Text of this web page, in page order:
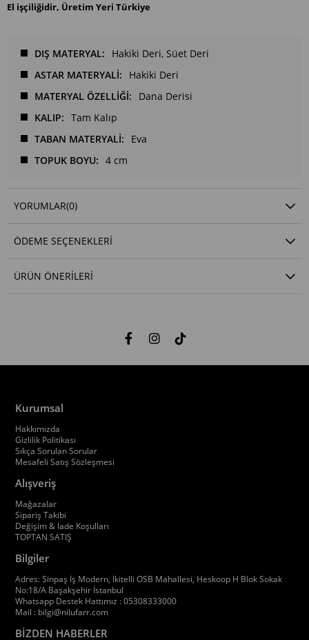
El işçiliğidir, Üretim Yeri Türkiye
DIŞ MATERYAL Hakiki Deri Süet Deri
ASTAR MATERYALİ
Hakiki Deri
MATERYAL ÖZELLİĞİ
Dana Derisi
KALIP
Tam Kalıp
TABAN MATERYALİ
Eva
TOPUK BOYU
4 cm
YORUMLAR(0)
ÖDEME SEÇENEKLERI
ÜRÜN ÖNERILERI
Kurumsal
Hakkımızda
Gizlilik Politikası
Sıkça Sorulan Sorular
Mesafeli Satış Sözleşmesi
Alışveriş
Mağazalar
Sipariş Takibi
Değişim & İade Koşulları
TOPTAN SATIŞ
Bilgiler
Adres: Sinpaş İş Modern, İkitelli OSB Mahallesi, Heskoop H Blok Sokak
No:18/A Başakşehir İstanbul
Whatsapp Destek Hattımız : 05308333000
Mail : bilgi@nilufarr.com
BİZDEN HABERLER